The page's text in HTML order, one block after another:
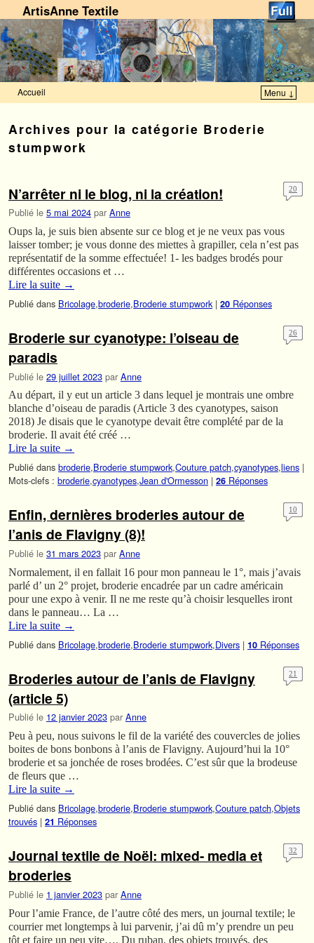
ArtisAnne Textile
Accueil Menu ↓
Archives pour la catégorie Broderie
stumpwork
N’arrêter ni le blog, ni la création!
Publié le 5 mai 2024 par Anne
20
Oups la, je suis bien absente sur ce blog et je ne veux pas vous
laisser tomber; je vous donne des miettes à grapiller, cela n’est pas
représentatif de la somme effectuée! 1- les badges brodés pour
différentes occasions et …
Lire la suite →
Publié dans Bricolage,broderie,Broderie stumpwork | 20 Réponses
Broderie sur cyanotype: l’oiseau de
paradis
Publié le 29 juillet 2023 par Anne
26
Au départ, il y eut un article 3 dans lequel je montrais une ombre
blanche d’oiseau de paradis (Article 3 des cyanotypes, saison
2018) Je disais que le cyanotype devait être complété par de la
broderie. Il avait été créé …
Lire la suite →
Publié dans broderie,Broderie stumpwork,Couture patch,cyanotypes,liens |
Mots-clefs : broderie,cyanotypes,Jean d'Ormesson | 26 Réponses
Enfin, dernières broderies autour de
l’anis de Flavigny (8)!
Publié le 31 mars 2023 par Anne
10
Normalement, il en fallait 16 pour mon panneau le 1°, mais j’avais
parlé d’ un 2° projet, broderie encadrée par un cadre américain
pour une expo à venir. Il ne me reste qu’à choisir lesquelles iront
dans le panneau… La …
Lire la suite →
Publié dans Bricolage,broderie,Broderie stumpwork,Divers | 10 Réponses
Broderies autour de l’anis de Flavigny
(article 5)
Publié le 12 janvier 2023 par Anne
21
Peu à peu, nous suivons le fil de la variété des couvercles de jolies
boites de bons bonbons à l’anis de Flavigny. Aujourd’hui la 10°
broderie et sa jonchée de roses brodées. C’est sûr que la brodeuse
de fleurs que …
Lire la suite →
Publié dans Bricolage,broderie,Broderie stumpwork,Couture patch,Objets
trouvés | 21 Réponses
Journal textile de Noël: mixed- media et
broderies
Publié le 1 janvier 2023 par Anne
32
Pour l’amie France, de l’autre côté des mers, un journal textile; le
courrier met longtemps à lui parvenir, j’ai dû m’y prendre un peu
tôt et faire un peu vite…. Du ruban, des objets trouvés, des